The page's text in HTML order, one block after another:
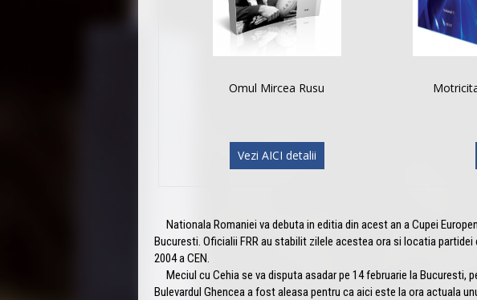
Omul Mircea Rusu
Vezi AICI detalii
Nationala Romaniei va debuta in editia din acest an a Cupei
Bucuresti. Oficialii FRR au stabilit zilele acestea ora si locatia partidei
2004 a CEN.
Meciul cu Cehia se va disputa asadar pe 14 februarie la Bucuresti,
Bulevardul Ghencea a fost aleasa pentru ca aici este la ora actuala